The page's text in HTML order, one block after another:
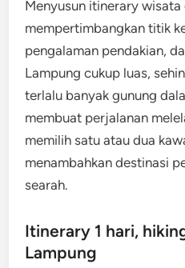
Menyusun itinerary
mempertimbangkan titik
pengalaman pendakian,
Lampung cukup luas,
terlalu banyak gunung
membuat perjalanan
memilih satu atau dua
menambahkan destinasi
searah.
Itinerary 1 hari,
Lampung